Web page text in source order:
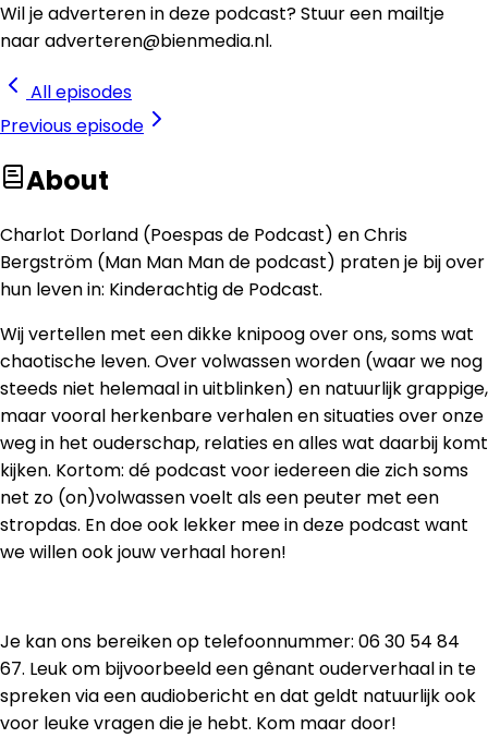
Wil je adverteren in deze podcast? Stuur een mailtje
naar adverteren@bienmedia.nl.
All episodes
Previousepisode
About
Charlot Dorland (Poespas de Podcast) en Chris
Bergström (Man Man Man de podcast) praten je bij over
hun leven in: Kinderachtig de Podcast.
Wij vertellen met een dikke knipoog over ons, soms wat
chaotische leven. Over volwassen worden (waar we nog
steeds niet helemaal in uitblinken) en natuurlijk grappige,
maar vooral herkenbare verhalen en situaties over onze
weg in het ouderschap, relaties en alles wat daarbij komt
kijken. Kortom: dé podcast voor iedereen die zich soms
net zo (on)volwassen voelt als een peuter met een
stropdas. En doe ook lekker mee in deze podcast want
we willen ook jouw verhaal horen!
Je kan ons bereiken op telefoonnummer: 06 30 54 84
67. Leuk om bijvoorbeeld een gênant ouderverhaal in te
spreken via een audiobericht en dat geldt natuurlijk ook
voor leuke vragen die je hebt. Kom maar door!